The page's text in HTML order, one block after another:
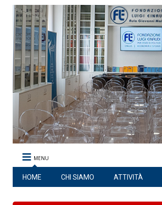
MENU
HOME CHI SIAMO ATTIVITÀ